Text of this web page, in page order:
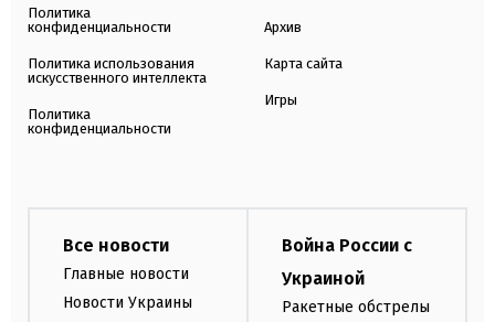
Политика
конфиденциальности
Политика использования
искусственного интеллекта
Политика
конфиденциальности
Архив
Карта сайта
Игры
Все новости
Главные новости
Новости Украины
Война России с
Украиной
Ракетные обстрелы